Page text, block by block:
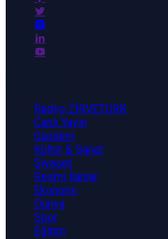
Radyo ZİRVETÜRK
Canlı Yayın
Gündem
Kültür & Sanat
Siyaset
Resmi İlanlar
Ekonomi
Dünya
Spor
Eğitim